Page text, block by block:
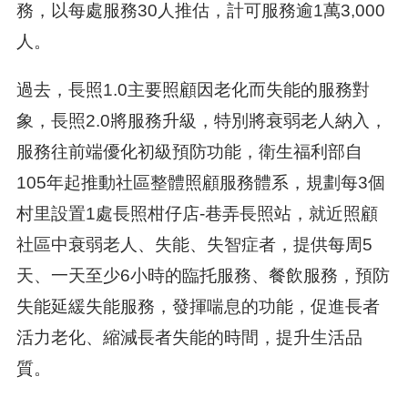
務，以每處服務30人推估，計可服務逾1萬3,000
人。
過去，長照1.0主要照顧因老化而失能的服務對
象，長照2.0將服務升級，特別將衰弱老人納入，
服務往前端優化初級預防功能，衛生福利部自
105年起推動社區整體照顧服務體系，規劃每3個
村里設置1處長照柑仔店-巷弄長照站，就近照顧
社區中衰弱老人、失能、失智症者，提供每周5
天、一天至少6小時的臨托服務、餐飲服務，預防
失能延緩失能服務，發揮喘息的功能，促進長者
活力老化、縮減長者失能的時間，提升生活品
質。